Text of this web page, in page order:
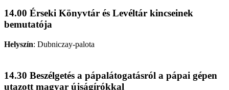
14.00 Érseki Könyvtár és Levéltár kincseinek
bemutatója
Helyszín: Dubniczay-palota
14.30 Beszélgetés a pápalátogatásról a pápai gépen
utazott magyar újságírókkal